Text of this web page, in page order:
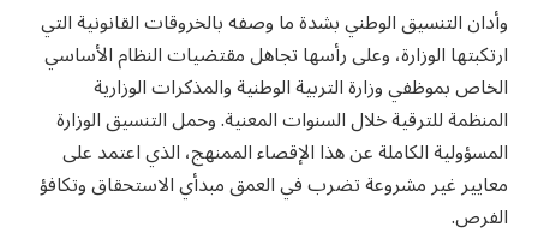
وأدان التنسيق الوطني بشدة ما وصفه بالخروقات القانونية التي
ارتكبتها الوزارة، وعلى رأسها تجاهل مقتضيات النظام الأساسي
الخاص بموظفي وزارة التربية الوطنية والمذكرات الوزارية
المنظمة للترقية خلال السنوات المعنية.وحمل التنسيق الوزارة
المسؤولية الكاملة عن هذا الإقصاء الممنهج، الذي اعتمد على
معايير غير مشروعة تضرب في العمق مبدأي الاستحقاق وتكافؤ
الفرص.